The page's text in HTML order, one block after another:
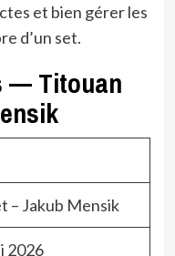
et bien gérer les
d’un set.
— Titouan
– Jakub Mensik
2026